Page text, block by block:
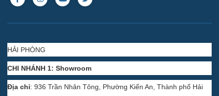
HẢI PHÒNG
CHI NHÁNH 1: Showroom
Địa chỉ: 936 Trần Nhân Tông, Phường Kiến An, Thành phố Hải